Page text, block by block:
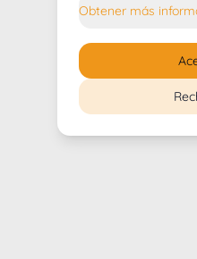
Obtener más